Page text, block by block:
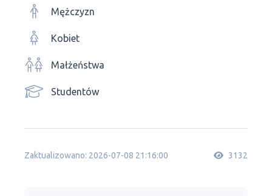
Mężczyzn
Kobiet
Małżeństwa
Studentów
Zaktualizowano: 2026-07-08 21:16:00 3132